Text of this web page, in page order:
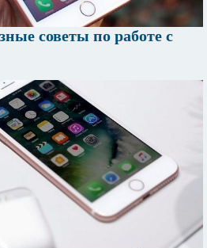
советы по работе с